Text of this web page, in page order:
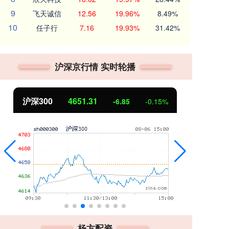
9 飞天诚信 12.56 19.96% 8.49%
10 任子行 7.16 19.93% 31.42%
沪深京行情 实时轮播
北证50 1122.88 3.42 0.30%